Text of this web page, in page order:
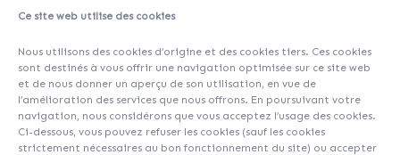
Ce site web utilise des cookies
Nous utilisons des cookies d’origine et des cookies tiers. Ces cookies
sont destinés à vous offrir une navigation optimisée sur ce site web
et de nous donner un aperçu de son utilisation, en vue de
l’amélioration des services que nous offrons. En poursuivant votre
navigation, nous considérons que vous acceptez l’usage des cookies.
Ci-dessous, vous pouvez refuser les cookies (sauf les cookies
strictement nécessaires au bon fonctionnement du site) ou accepter